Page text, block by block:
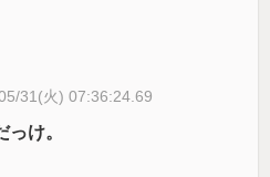
31(火) 07:36:24.69
け。